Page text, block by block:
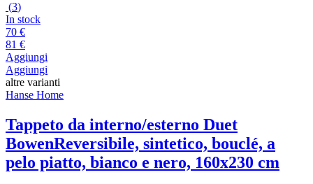
(3)
In stock
70 €
81 €
Aggiungi
Aggiungi
altre varianti
Hanse Home
Tappeto da interno/esterno Duet
BowenReversibile, sintetico, bouclé, a
pelo piatto, bianco e nero, 160x230 cm